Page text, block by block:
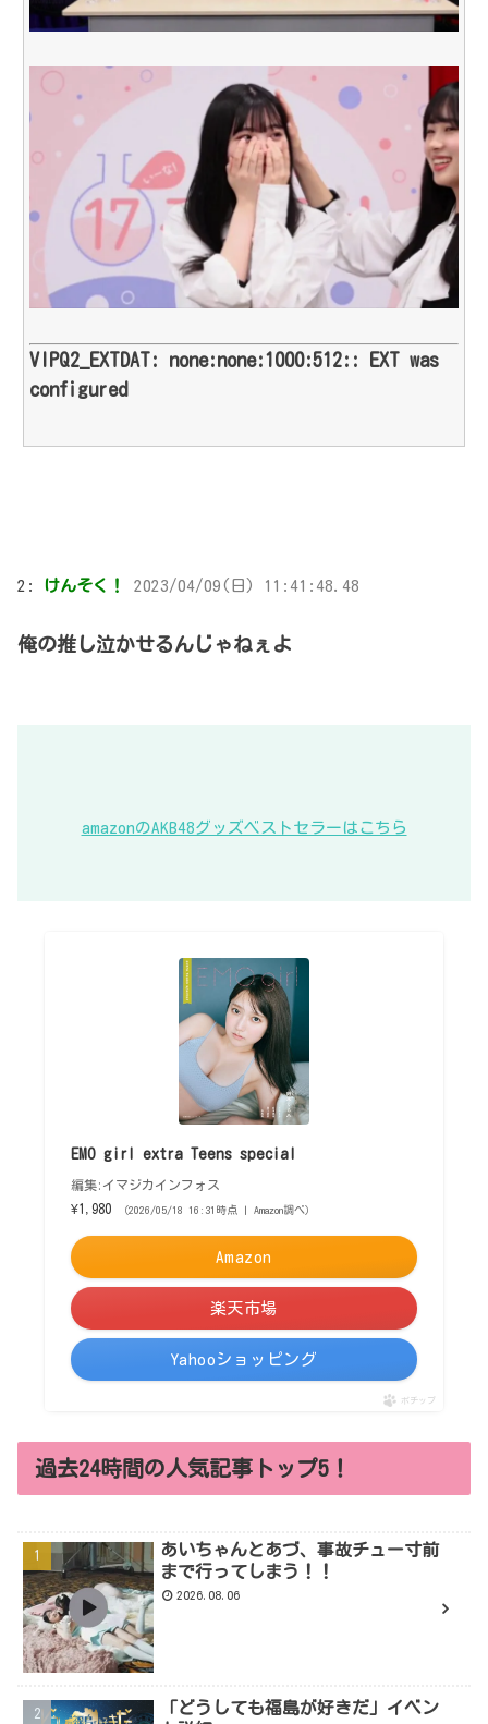
VIPQ2_EXTDAT: none:none:1000:512:: EXT was
configured
2: けんそく！ 2023/04/09(日) 11:41:48.48
俺の推し泣かせるんじゃねぇよ
amazonのAKB48グッズベストセラーはこちら
EMO girl extra Teens special
編集:イマジカインフォス
¥1,980
（2026/05/18 16:31時点 | Amazon調べ）
Amazon
楽天市場
Yahooショッピング
ポチップ
過去24時間の人気記事トップ5！
あいちゃんとあづ、事故チュー寸前
まで行ってしまう！！
2026.08.06
「どうしても福島が好きだ」イベン